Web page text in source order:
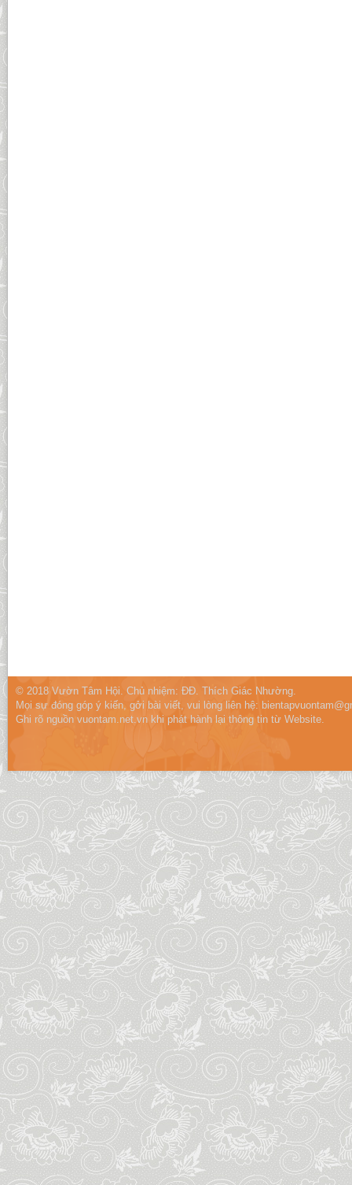
© 2018 Vườn Tâm Hội. Chủ nhiệm: ĐĐ. Thích Giác Nhường.
Mọi sự đóng góp ý kiến, gởi bài viết, vui lòng liên hệ:
Ghi rõ nguồn vuontam.net.vn khi phát hành lại thông tin từ Website.